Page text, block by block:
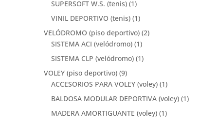
SUPERSOFT W.S. (tenis) (1)
VINIL DEPORTIVO (tenis) (1)
VELÓDROMO (piso deportivo) (2)
SISTEMA ACI (velódromo) (1)
SISTEMA CLP (velódromo) (1)
VOLEY (piso deportivo) (9)
ACCESORIOS PARA VOLEY (voley) (1)
BALDOSA MODULAR DEPORTIVA (voley) (1)
MADERA AMORTIGUANTE (voley) (1)